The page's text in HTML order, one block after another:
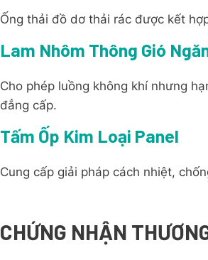
Ống thải đồ dơ thải rác được kết
Lam Nhôm Thông Gió
Cho phép luồng không khí nhưng
đẳng cấp.
Tấm Ốp Kim Loại Panel
Cung cấp giải pháp cách nhiệt,
CHỨNG NHẬN